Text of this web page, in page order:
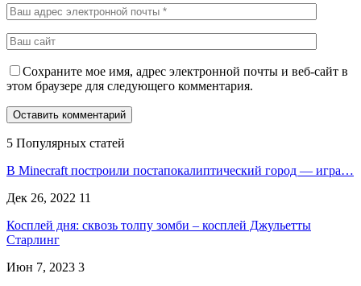
Сохраните мое имя, адрес электронной почты и веб-сайт в
этом браузере для следующего комментария.
5 Популярных статей
В Minecraft построили постапокалиптический город — игра…
Дек 26, 2022 11
Косплей дня: сквозь толпу зомби – косплей Джульетты
Старлинг
Июн 7, 2023 3